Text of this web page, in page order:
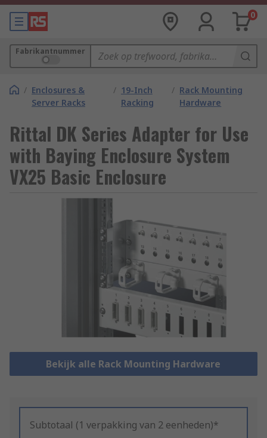
0
Fabrikantnummer
/ Enclosures &
Server Racks
/ 19-Inch
Racking
/ Rack Mounting
Hardware
Rittal DK Series Adapter for Use
with Baying Enclosure System
VX25 Basic Enclosure
Bekijk alle Rack Mounting Hardware
Subtotaal (1 verpakking van 2 eenheden)*